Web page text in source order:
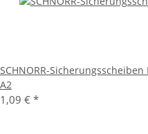
SCHNORR-
A2
1,09 € *